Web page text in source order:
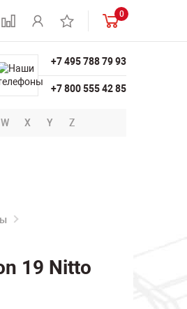
0
+7 495 788 79 93
+7 800 555 42 85
W X Y Z
19 Nitto